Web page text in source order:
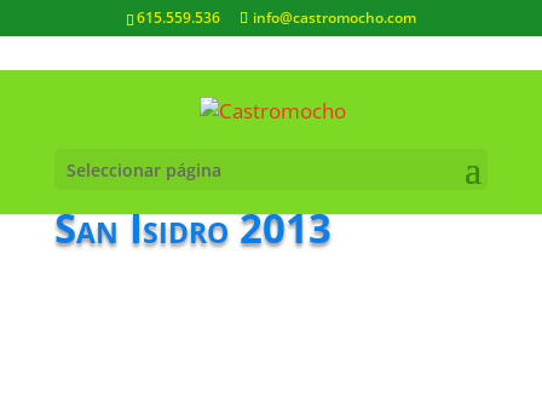
615.559.536 info@castromocho.com
Seleccionar página
San Isidro 2013